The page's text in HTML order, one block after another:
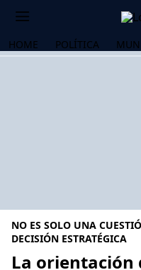
HOME POLÍTICA
NO ES SOLO UNA
DECISIÓN ESTRATÉGICA
La orientación